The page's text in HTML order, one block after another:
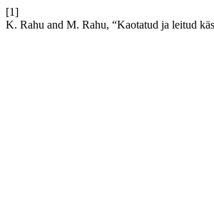
[1]
K. Rahu and M. Rahu, “Kaotatud ja leitud